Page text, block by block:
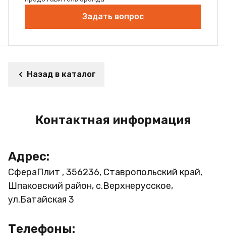
Задать вопрос
Назад в каталог
Контактная информация
Адрес:
СфераПлит , 356236, Ставропольский край,
Шпаковский район, с.Верхнерусское,
ул.Батайская 3
Телефоны: